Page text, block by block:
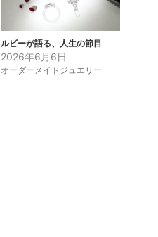
ルビーが語る、人生の節目
2026年6月6日
オーダーメイドジュエリー